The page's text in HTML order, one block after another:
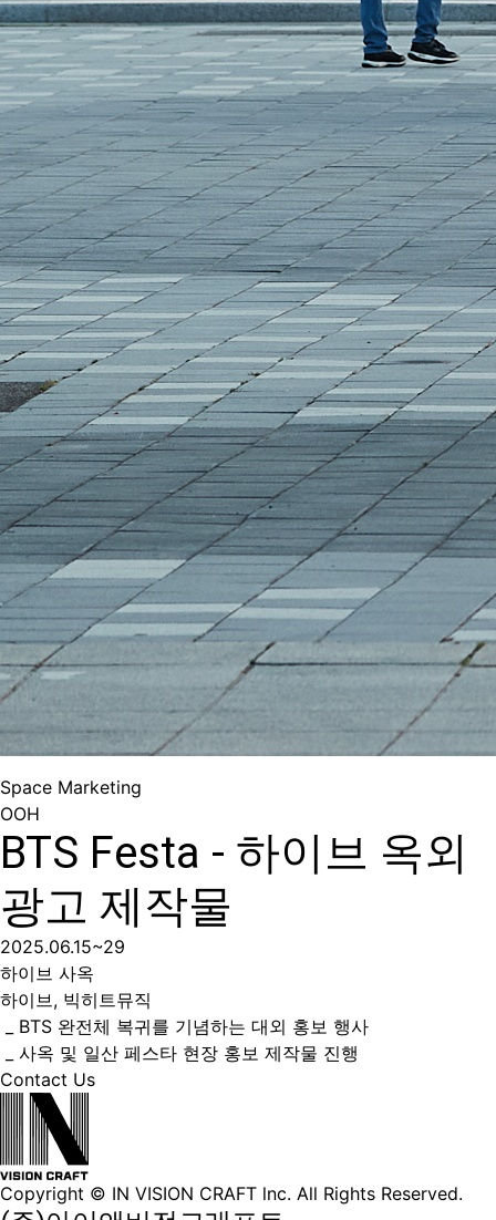
Space Marketing
OOH
BTS Festa - 하이브 옥외
광고 제작물
2025.06.15~29
하이브 사옥
하이브, 빅히트뮤직
_ BTS 완전체 복귀를 기념하는 대외 홍보 행사
_ 사옥 및 일산 페스타 현장 홍보 제작물 진행
Contact Us
Copyright © IN VISION CRAFT lnc. All Rights Reserved.